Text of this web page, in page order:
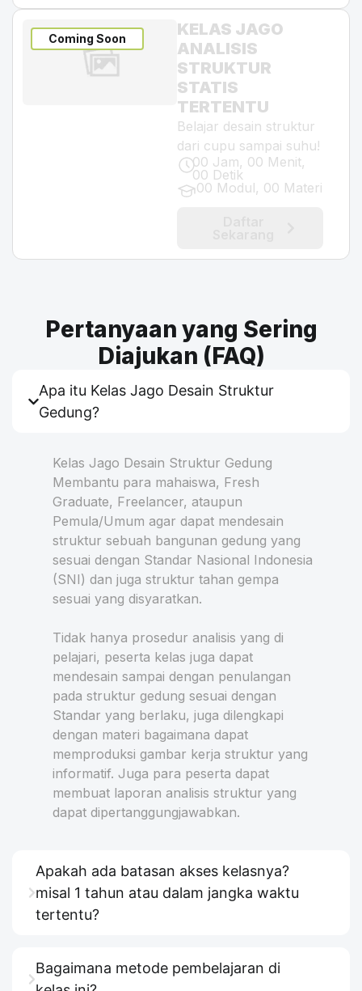
Coming Soon
KELAS JAGO
ANALISIS
STRUKTUR
STATIS
TERTENTU
Belajar desain struktur
dari cupu sampai suhu!
00 Jam, 00 Menit,
00 Detik
00 Modul, 00 Materi
Pertanyaan yang Sering
Diajukan (FAQ)
Apa itu Kelas Jago Desain Struktur
Gedung?
Kelas Jago Desain Struktur Gedung
Membantu para mahaiswa, Fresh
Graduate, Freelancer, ataupun
Pemula/Umum agar dapat mendesain
struktur sebuah bangunan gedung yang
sesuai dengan Standar Nasional Indonesia
(SNI) dan juga struktur tahan gempa
sesuai yang disyaratkan.
Tidak hanya prosedur analisis yang di
pelajari, peserta kelas juga dapat
mendesain sampai dengan penulangan
pada struktur gedung sesuai dengan
Standar yang berlaku, juga dilengkapi
dengan materi bagaimana dapat
memproduksi gambar kerja struktur yang
informatif. Juga para peserta dapat
membuat laporan analisis struktur yang
dapat dipertanggungjawabkan.
Apakah ada batasan akses kelasnya?
misal 1 tahun atau dalam jangka waktu
tertentu?
Bagaimana metode pembelajaran di